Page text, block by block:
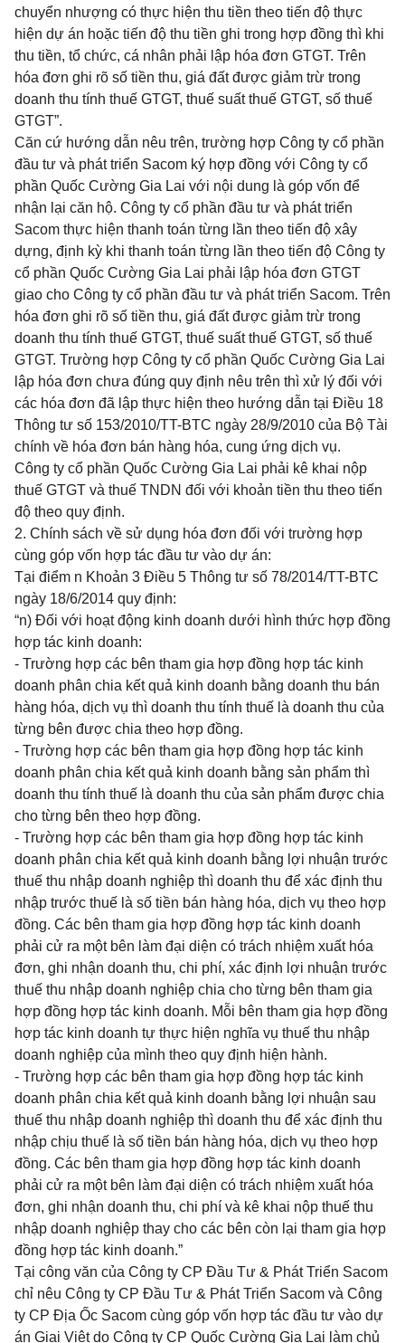
chuyển nhượng có thực hiện thu tiền theo tiến độ thực
hiện dự án hoặc tiến độ thu tiền ghi trong hợp đồng thì khi
thu tiền, tổ chức, cá nhân phải lập hóa đơn GTGT. Trên
hóa đơn ghi rõ số tiền thu, giá đất được giảm trừ trong
doanh thu tính thuế GTGT, thuế suất thuế GTGT, số thuế
GTGT”.
Căn cứ hướng dẫn nêu trên, trường hợp Công ty cổ phần
đầu tư và phát triển Sacom ký hợp đồng với Công ty cổ
phần Quốc Cường Gia Lai với nội dung là góp vốn để
nhận lại căn hộ. Công ty cổ phần đầu tư và phát triển
Sacom thực hiện thanh toán từng lần theo tiến độ xây
dựng, định kỳ khi thanh toán từng lần theo tiến độ Công ty
cổ phần Quốc Cường Gia Lai phải lập hóa đơn GTGT
giao cho Công ty cổ phần đầu tư và phát triển Sacom. Trên
hóa đơn ghi rõ số tiền thu, giá đất được giảm trừ trong
doanh thu tính thuế GTGT, thuế suất thuế GTGT, số thuế
GTGT. Trường hợp Công ty cổ phần Quốc Cường Gia Lai
lập hóa đơn chưa đúng quy định nêu trên thì xử lý đối với
các hóa đơn đã lập thực hiện theo hướng dẫn tại Điều 18
Thông tư số 153/2010/TT-BTC ngày 28/9/2010 của Bộ Tài
chính về hóa đơn bán hàng hóa, cung ứng dịch vụ.
Công ty cổ phần Quốc Cường Gia Lai phải kê khai nộp
thuế GTGT và thuế TNDN đối với khoản tiền thu theo tiến
độ theo quy định.
2. Chính sách về sử dụng hóa đơn đối với trường hợp
cùng góp vốn hợp tác đầu tư vào dự án:
Tại điểm n Khoản 3 Điều 5 Thông tư số 78/2014/TT-BTC
ngày 18/6/2014 quy định:
“n) Đối với hoạt động kinh doanh dưới hình thức hợp đồng
hợp tác kinh doanh:
- Trường hợp các bên tham gia hợp đồng hợp tác kinh
doanh phân chia kết quả kinh doanh bằng doanh thu bán
hàng hóa, dịch vụ thì doanh thu tính thuế là doanh thu của
từng bên được chia theo hợp đồng.
- Trường hợp các bên tham gia hợp đồng hợp tác kinh
doanh phân chia kết quả kinh doanh bằng sản phẩm thì
doanh thu tính thuế là doanh thu của sản phẩm được chia
cho từng bên theo hợp đồng.
- Trường hợp các bên tham gia hợp đồng hợp tác kinh
doanh phân chia kết quả kinh doanh bằng lợi nhuận trước
thuế thu nhập doanh nghiệp thì doanh thu để xác định thu
nhập trước thuế là số tiền bán hàng hóa, dịch vụ theo hợp
đồng. Các bên tham gia hợp đồng hợp tác kinh doanh
phải cử ra một bên làm đại diện có trách nhiệm xuất hóa
đơn, ghi nhận doanh thu, chi phí, xác định lợi nhuận trước
thuế thu nhập doanh nghiệp chia cho từng bên tham gia
hợp đồng hợp tác kinh doanh. Mỗi bên tham gia hợp đồng
hợp tác kinh doanh tự thực hiện nghĩa vụ thuế thu nhập
doanh nghiệp của mình theo quy định hiện hành.
- Trường hợp các bên tham gia hợp đồng hợp tác kinh
doanh phân chia kết quả kinh doanh bằng lợi nhuận sau
thuế thu nhập doanh nghiệp thì doanh thu để xác định thu
nhập chịu thuế là số tiền bán hàng hóa, dịch vụ theo hợp
đồng. Các bên tham gia hợp đồng hợp tác kinh doanh
phải cử ra một bên làm đại diện có trách nhiệm xuất hóa
đơn, ghi nhận doanh thu, chi phí và kê khai nộp thuế thu
nhập doanh nghiệp thay cho các bên còn lại tham gia hợp
đồng hợp tác kinh doanh.”
Tại công văn của Công ty CP Đầu Tư & Phát Triển Sacom
chỉ nêu Công ty CP Đầu Tư & Phát Triển Sacom và Công
ty CP Địa Ốc Sacom cùng góp vốn hợp tác đầu tư vào dự
án Giai Việt do Công ty CP Quốc Cường Gia Lai làm chủ